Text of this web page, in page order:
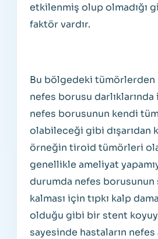
etkilenmiş olup olmadığı
faktör vardır.
Bu bölgedeki tümörlerden
nefes borusu darlıklarında
nefes borusunun kendi
olabileceği gibi dışarıdan
örneğin tiroid tümörleri
genellikle ameliyat
durumda nefes borusunun
kalması için tıpkı kalp
olduğu gibi bir stent
sayesinde hastaların